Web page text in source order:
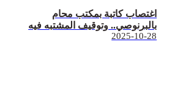
اغتصاب كاتبة بمكتب محام
بالبرنوصي.. وتوقيف المشتبه فيه
2025-10-28